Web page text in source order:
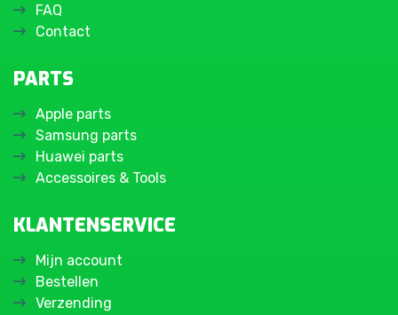
FAQ
Contact
PARTS
Apple parts
Samsung parts
Huawei parts
Accessoires & Tools
KLANTENSERVICE
Mijn account
Bestellen
Verzending